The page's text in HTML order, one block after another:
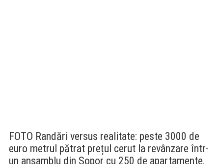
FOTO Randări versus realitate: peste 3000 de
euro metrul pătrat prețul cerut la revânzare într-
un ansamblu din Sopor cu 250 de apartamente,